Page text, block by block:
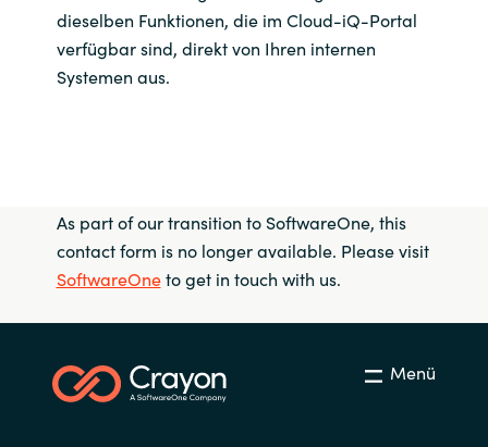
dieselben Funktionen, die im Cloud-iQ-Portal
verfügbar sind, direkt von Ihren internen
Systemen aus.
As part of our transition to SoftwareOne, this
contact form is no longer available. Please visit
SoftwareOneto get in touch with us.
Menü